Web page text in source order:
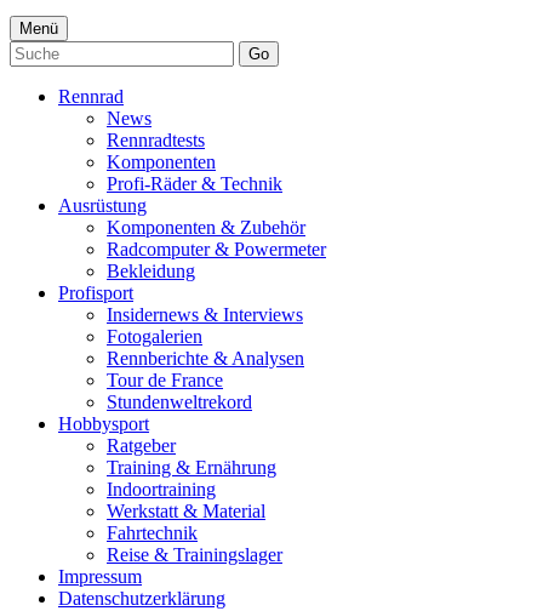
Menü
Go
Rennrad
News
Rennradtests
Komponenten
Profi-Räder & Technik
Ausrüstung
Komponenten & Zubehör
Radcomputer & Powermeter
Bekleidung
Profisport
Insidernews & Interviews
Fotogalerien
Rennberichte & Analysen
Tour de France
Stundenweltrekord
Hobbysport
Ratgeber
Training & Ernährung
Indoortraining
Werkstatt & Material
Fahrtechnik
Reise & Trainingslager
Impressum
Datenschutzerklärung